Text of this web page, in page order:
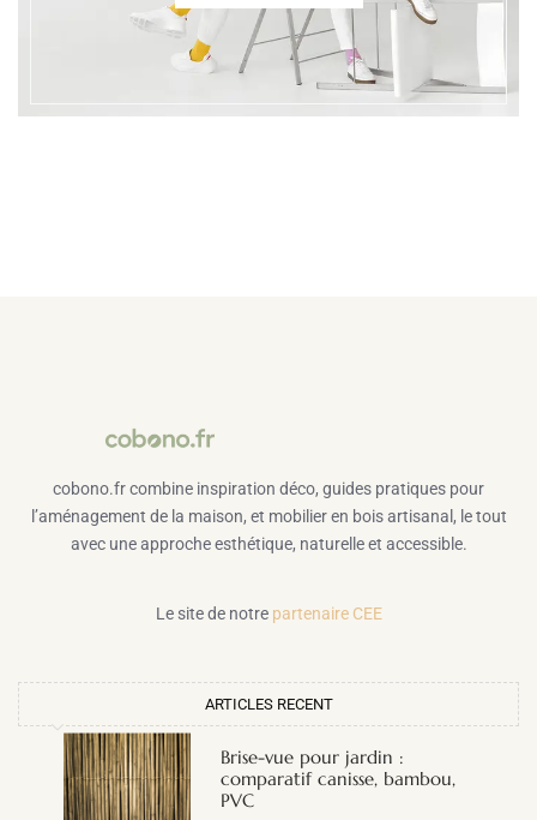
cobono.fr combine inspiration déco, guides pratiques pour
l’aménagement de la maison, et mobilier en bois artisanal, le tout
avec une approche esthétique, naturelle et accessible.
Le site de notre partenaire CEE
ARTICLES RECENT
Brise-vue pour jardin :
comparatif canisse, bambou,
PVC